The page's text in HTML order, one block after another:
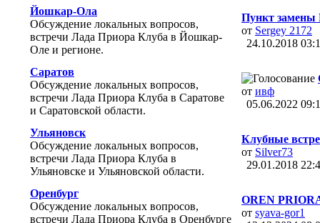
Йошкар-Ола
Обсуждение локальных вопросов,
встречи Лада Приора Клуба в Йошкар-
Оле и регионе.
Пункт замены
от Sergey 2172
24.10.2018
Саратов
Обсуждение локальных вопросов,
встречи Лада Приора Клуба в Саратове
и Саратовской области.
от ивф
05.06.2022
Ульяновск
Обсуждение локальных вопросов,
встречи Лада Приора Клуба в
Ульяновске и Ульяновской области.
Клубные
от Silver73
29.01.2018
Оренбург
Обсуждение локальных вопросов,
встречи Лада Приора Клуба в Оренбурге
OREN
от syava-gor1